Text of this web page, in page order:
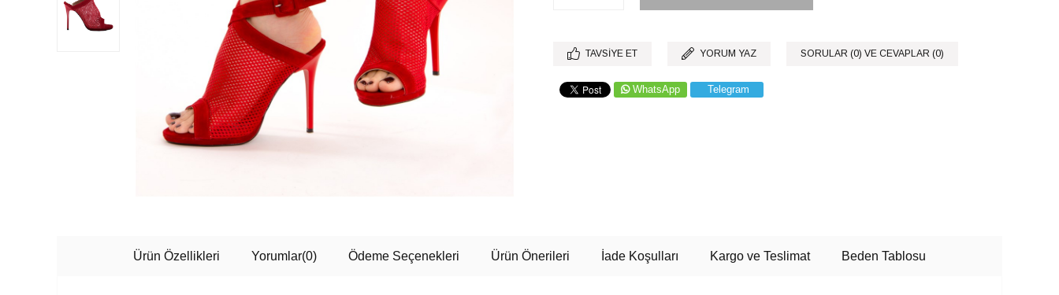
TAVSIYE ET YORUM YAZ SORULAR (0) VE CEVAPLAR (0)
WhatsApp Telegram
Ürün Özellikleri Yorumlar(0) Ödeme Seçenekleri Ürün Önerileri İade Koşulları Kargo ve Teslimat Beden Tablosu